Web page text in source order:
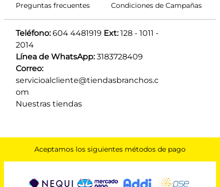
Preguntas frecuentes
Condiciones de Campañas
Teléfono: 604 4481919 Ext: 128 - 1011 -
2014
Línea de WhatsApp: 3183728409
Correo:
servicioalcliente@tiendasbranchos.c
om
Nuestras tiendas
Aceptamos los siguientes métodos de pago